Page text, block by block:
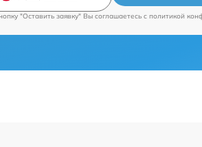
"Оставить заявку" Вы соглашаетесь c политикой